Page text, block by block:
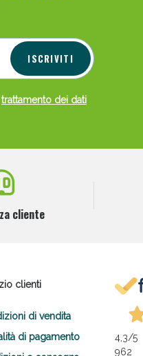
ISCRIVITI
trattamento dei dati
cliente
clienti
di vendita
di pagamento
4,3/5
962